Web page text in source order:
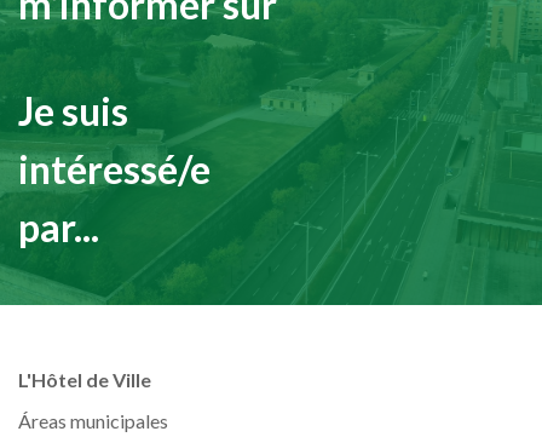
Je suis
intéressé/e
par...
L'Hôtel de Ville
Áreas municipales